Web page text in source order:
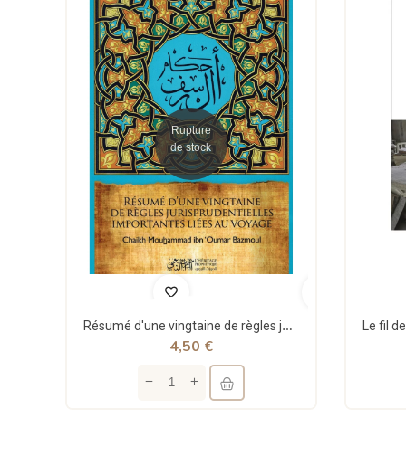
Rupture
de stock
Résumé d'une vingtaine de règles jurisprudentielles liées au voyage - Bazmoul - Héritage...
4,50 €